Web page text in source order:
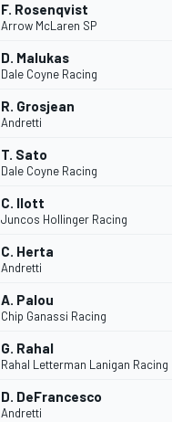
F. Rosenqvist
Arrow McLaren SP
D. Malukas
Dale Coyne Racing
R. Grosjean
Andretti
T. Sato
Dale Coyne Racing
C. Ilott
Juncos Hollinger Racing
C. Herta
Andretti
A. Palou
Chip Ganassi Racing
G. Rahal
Rahal Letterman Lanigan Racing
D. DeFrancesco
Andretti